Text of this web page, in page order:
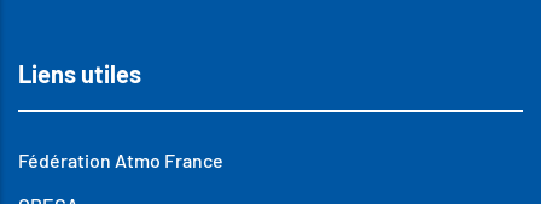
Liens utiles
Fédération Atmo France